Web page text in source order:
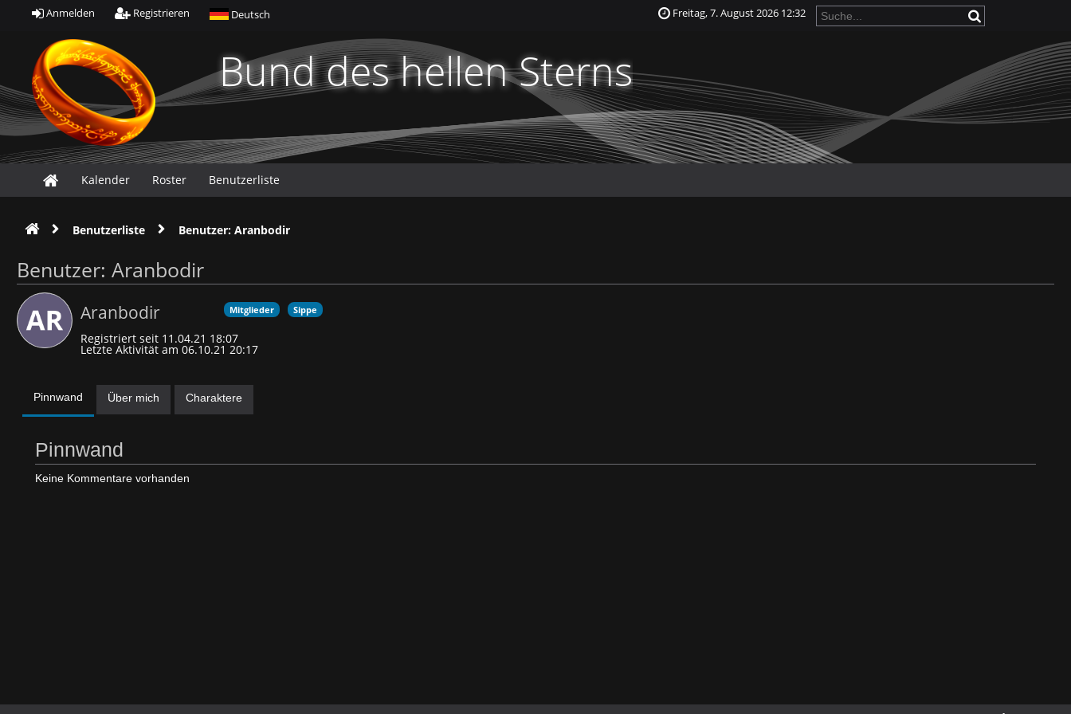
Anmelden Registrieren Deutsch Freitag, 7. August 2026 12:32
Bund des hellen Sterns
Kalender Roster Benutzerliste
Benutzerliste Benutzer: Aranbodir
Benutzer: Aranbodir
Aranbodir Mitglieder Sippe
Registriert seit 11.04.21 18:07
Letzte Aktivität am 06.10.21 20:17
Pinnwand Über mich Charaktere
Pinnwand
Keine Kommentare vorhanden